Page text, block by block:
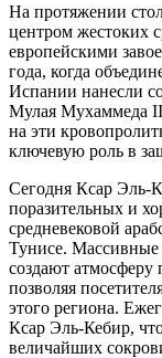
На протяжении
центром жестоких
европейскими
года, когда
Испании нанесли
Мулая Мухаммеда
на эти
ключевую роль в
Сегодня Ксар Эль-
поразительных и
средневековой
Тунисе.
создают атмосферу
позволяя
этого региона.
Ксар Эль-Кебир,
величайших